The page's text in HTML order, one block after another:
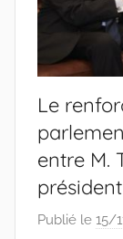
Le
entre M.
Publié le 15/